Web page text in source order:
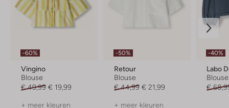
-60%
Vingino
Blouse
€ 49,99 € 19,99
+ meer kleuren
-50%
Retour
Blouse
€ 44,99 € 21,99
+ meer kleuren
-40%
Labo
Blouse
€